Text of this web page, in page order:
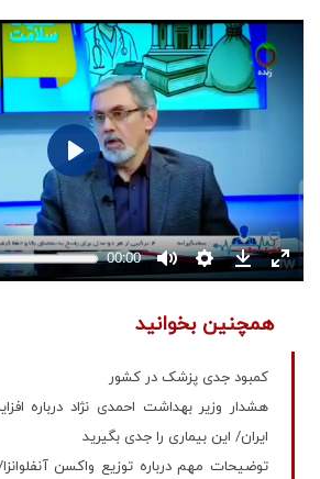
همچنین بخوانید
کمبود جدی پزشک در کشور
هشدار وزیر بهداشت احمدی نژاد درباره
ایران/ این بیماری را جدی بگیرید
توضیحات مهم درباره توزیع واکسن